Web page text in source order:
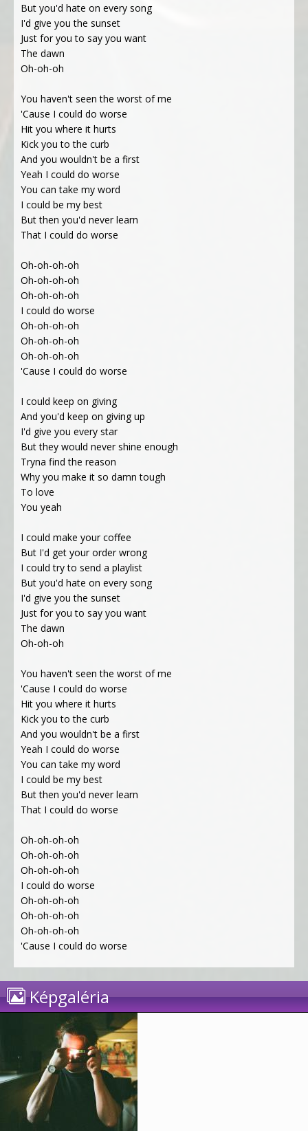
But you'd hate on every song
I'd give you the sunset
Just for you to say you want
The dawn
Oh-oh-oh
You haven't seen the worst of me
'Cause I could do worse
Hit you where it hurts
Kick you to the curb
And you wouldn't be a first
Yeah I could do worse
You can take my word
I could be my best
But then you'd never learn
That I could do worse
Oh-oh-oh-oh
Oh-oh-oh-oh
Oh-oh-oh-oh
I could do worse
Oh-oh-oh-oh
Oh-oh-oh-oh
Oh-oh-oh-oh
'Cause I could do worse
I could keep on giving
And you'd keep on giving up
I'd give you every star
But they would never shine enough
Tryna find the reason
Why you make it so damn tough
To love
You yeah
I could make your coffee
But I'd get your order wrong
I could try to send a playlist
But you'd hate on every song
I'd give you the sunset
Just for you to say you want
The dawn
Oh-oh-oh
You haven't seen the worst of me
'Cause I could do worse
Hit you where it hurts
Kick you to the curb
And you wouldn't be a first
Yeah I could do worse
You can take my word
I could be my best
But then you'd never learn
That I could do worse
Oh-oh-oh-oh
Oh-oh-oh-oh
Oh-oh-oh-oh
I could do worse
Oh-oh-oh-oh
Oh-oh-oh-oh
Oh-oh-oh-oh
'Cause I could do worse
Képgaléria